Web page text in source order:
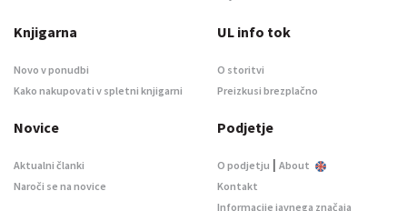
Knjigarna
Novo v ponudbi
Kako nakupovati v spletni knjigarni
UL info tok
O storitvi
Preizkusi brezplačno
Novice
Aktualni članki
Naroči se na novice
Podjetje
O podjetju | About
Kontakt
Informacije javnega značaja